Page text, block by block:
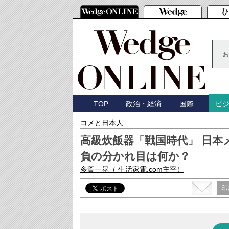
TOP 政治・経済 国際 ビ
コメと日本人
高級炊飯器「戦国時代」 日
負の分かれ目は何か？
多賀一晃 （ 生活家電.com主宰）